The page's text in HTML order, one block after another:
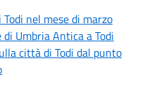
nel mese di marzo
Umbria Antica a Todi
città di Todi dal punto